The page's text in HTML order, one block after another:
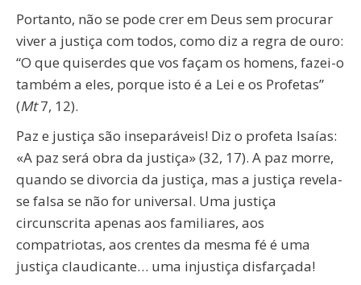
Portanto, não se pode crer em Deus sem procurar
viver a justiça com todos, como diz a regra de ouro:
“O que quiserdes que vos façam os homens, fazei-o
também a eles, porque isto é a Lei e os Profetas”
(Mt7, 12).
Paz e justiça são inseparáveis! Diz o profeta Isaías:
«A paz será obra da justiça» (32, 17). A paz morre,
quando se divorcia da justiça, mas a justiça revela-
se falsa se não for universal. Uma justiça
circunscrita apenas aos familiares, aos
compatriotas, aos crentes da mesma fé é uma
justiça claudicante… uma injustiça disfarçada!